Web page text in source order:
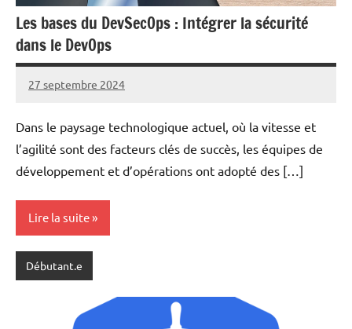
Les bases du DevSecOps : Intégrer la sécurité
dans le DevOps
27 septembre 2024
nohackme
Aucun
Dans le paysage technologique actuel, où la vitesse et
l’agilité sont des facteurs clés de succès, les équipes de
développement et d’opérations ont adopté des […]
Lire la suite
Débutant.e